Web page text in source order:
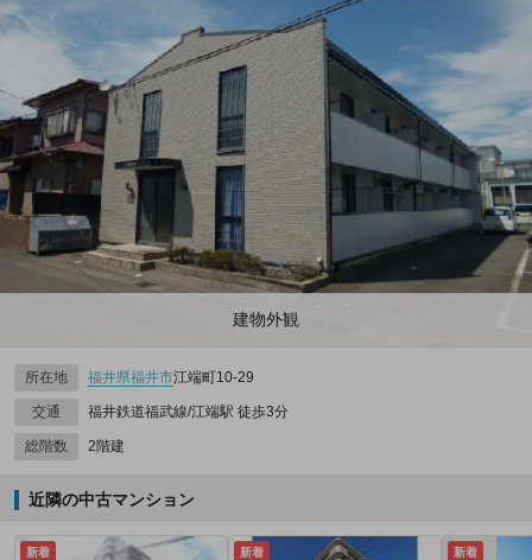
建物外観
所在地 福井県福井市江端町10‐29
交通 福井鉄道福武線/江端駅 徒歩3分
総階数 2階建
近隣の中古マンション
新着 新着 新着